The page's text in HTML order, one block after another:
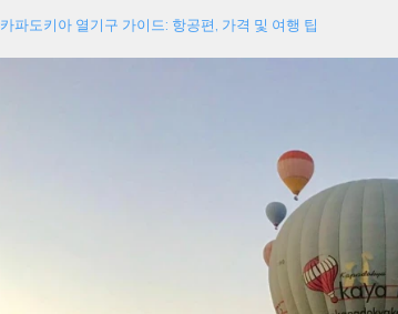
카파도키아 열기구 가이드: 항공편, 가격 및 여행 팁